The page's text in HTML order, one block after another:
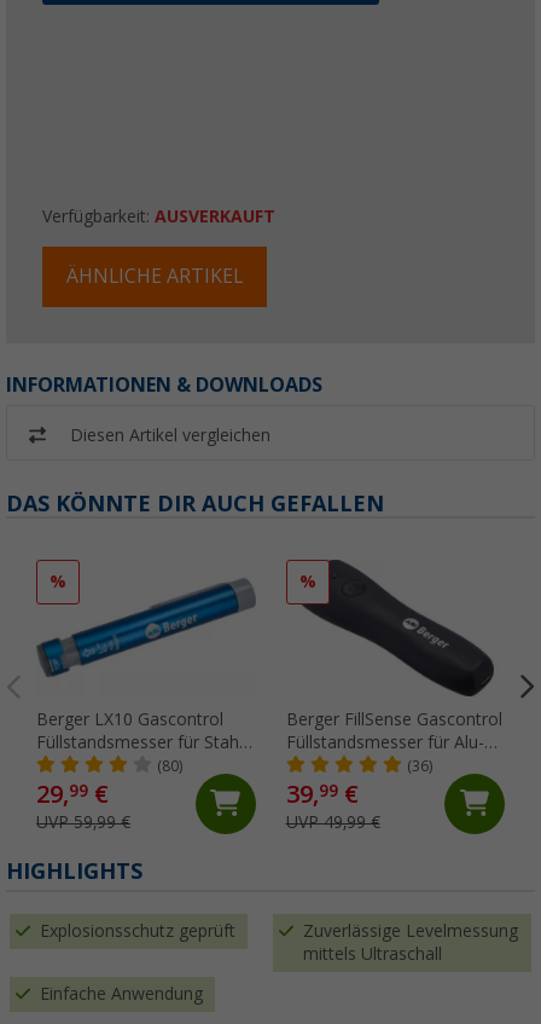
Verfügbarkeit: AUSVERKAUFT
ÄHNLICHE ARTIKEL
INFORMATIONEN & DOWNLOADS
Diesen Artikel vergleichen
DAS KÖNNTE DIR AUCH GEFALLEN
%
Berger LX10 Gascontrol
Füllstandsmesser für Stahl-
Gasflaschen
(80)
29,99 €
UVP 59,99 €
%
Berger FillSense Gascontrol
Füllstandsmesser für Alu-
und Stahl-Gasflaschen
(36)
39,99€
UVP 49,99 €
HIGHLIGHTS
Explosionsschutz geprüft
Zuverlässige Levelmessung
mittels Ultraschall
Einfache Anwendung